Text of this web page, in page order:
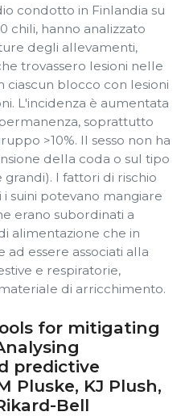
condotto in Finlandia su
chili, hanno analizzato
degli allevamenti,
trovassero lesioni nelle
ciascun blocco con lesioni
L'incidenza è aumentata
soprattutto
>10%. Il sesso non ha
della coda o sul tipo
I fattori di rischio
suini potevano mangiare
erano subordinati a
alimentazione che in
essere associati alla
e respiratorie,
di arricchimento.
for mitigating
predictive
Pluske, KJ Plush,
Bell